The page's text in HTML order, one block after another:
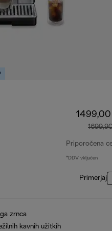
Priporočena
*DDV vključen
Primerjaj
zrnca
kavnih užitkih